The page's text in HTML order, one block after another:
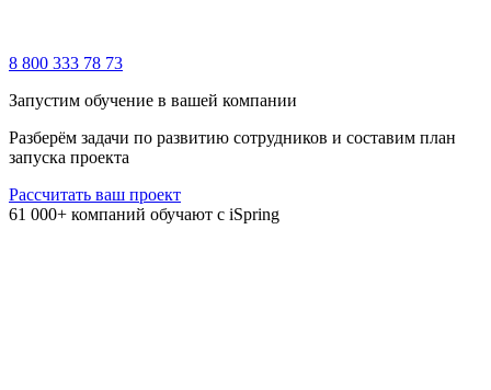
8 800 333 78 73
Запустим обучение в вашей компании
Разберём задачи по развитию сотрудников и составим план
запуска проекта
Рассчитать ваш проект
61 000+ компаний обучают с iSpring